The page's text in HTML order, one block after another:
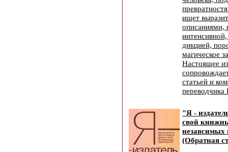
ищет
описаниями,
дикцией,
магическое
Настоящее
статьей и
"Я -
свой
незавсимых
(Обратная